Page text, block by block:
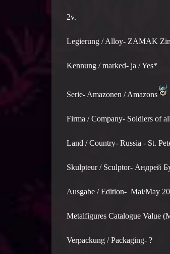
2v.
Legierung / Alloy- ZAMAK
Kennung / marked- ja / Yes*
Serie- Amazonen / Amazons
Firma / Company- Soldiers of
Land / Country- Russia - St.
Skulpteur / Sculptor- Андрей
Ausgabe / Edition- Mai/May
Metalfigures Catalogue Value
Verpackung / Packaging- ?